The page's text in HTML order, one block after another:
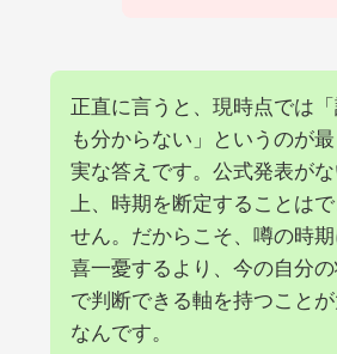
正直に言うと、現時点では
も分からない」というのが
実な答えです。公式発表がな
上、時期を断定することはで
せん。だからこそ、噂の時
喜一憂するより、今の自分
で判断できる軸を持つこと
なんです。